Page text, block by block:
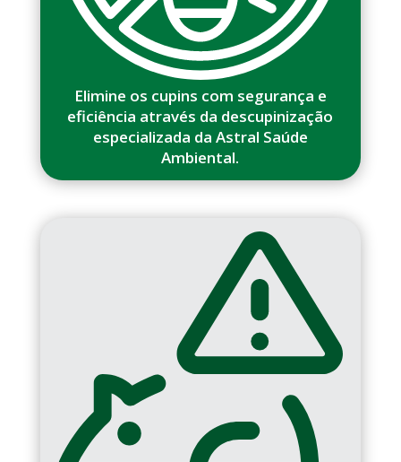
Elimine os cupins com segurança e
eficiência através da descupinização
especializada da Astral Saúde
Ambiental.